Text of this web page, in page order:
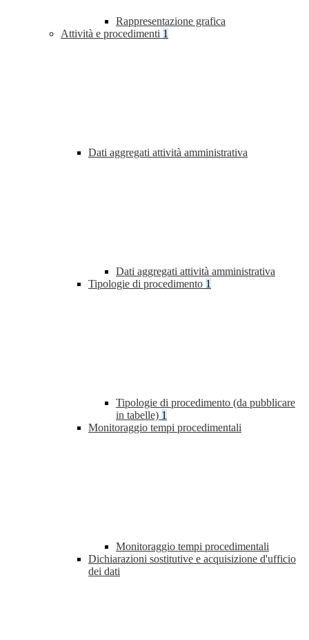
Rappresentazione grafica
Attività e procedimenti 1
Dati aggregati attività amministrativa
Dati aggregati attività amministrativa
Tipologie di procedimento 1
Tipologie di procedimento (da pubblicare
in tabelle) 1
Monitoraggio tempi procedimentali
Monitoraggio tempi procedimentali
Dichiarazioni sostitutive e acquisizione d'ufficio
dei dati